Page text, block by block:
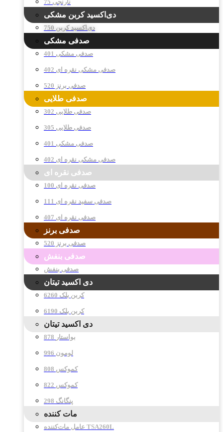
نارنجی 75
دی‌اکسید کربن مشکی
دی‌اکسید کربن 750
صدفی مشکی
صدفی مشکی 401
صدفی مشکی نقره ای 402
صدفی برنز 520
صدفی طلایی
صدفی طلایی 302
صدفی طلایی 305
صدفی مشکی 401
صدفی مشکی نقره ای 402
صدفی نقره ای
صدفی نقره ای 100
صدفی سفید نقره ای 111
صدفی نقره ای 407
صدفی برنز
صدفی برنز 520
صدفی بنفش
صدفی بنفش
دی اکسید تیتان
کربن بلک 6260
کربن بلک 6190
دی اکسید تیتان
878 بواستار
996 لومون
808 کموکس
822 کموکس
298 پنگانگ
مات کننده
عامل مات‌کننده TSA260L